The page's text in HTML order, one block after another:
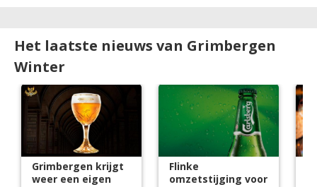
Het laatste nieuws van Grimbergen
Winter
Grimbergen krijgt
weer een eigen
Flinke
omzetstijging voor